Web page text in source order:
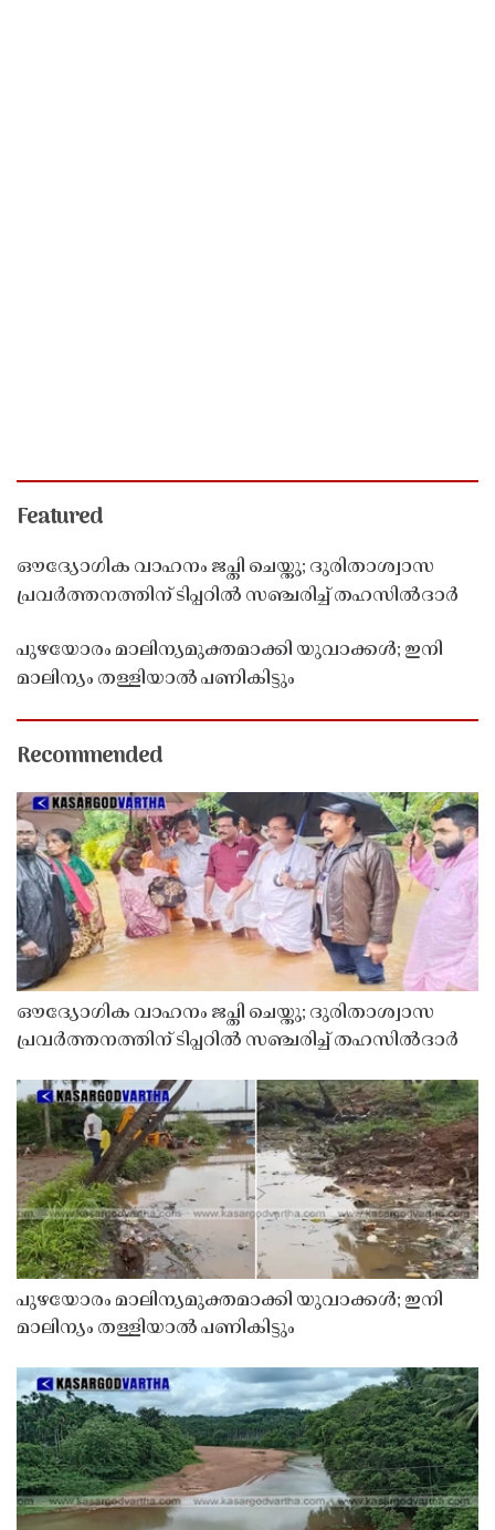
Featured
ഔദ്യോഗിക വാഹനം ജപ്തി ചെയ്തു; ദുരിതാശ്വാസ
പ്രവർത്തനത്തിന് ടിപ്പറിൽ സഞ്ചരിച്ച് തഹസിൽദാർ
പുഴയോരം മാലിന്യമുക്തമാക്കി യുവാക്കൾ; ഇനി
മാലിന്യം തള്ളിയാൽ പണികിട്ടും
Recommended
ഔദ്യോഗിക വാഹനം ജപ്തി ചെയ്തു; ദുരിതാശ്വാസ
പ്രവർത്തനത്തിന് ടിപ്പറിൽ സഞ്ചരിച്ച് തഹസിൽദാർ
പുഴയോരം മാലിന്യമുക്തമാക്കി യുവാക്കൾ; ഇനി
മാലിന്യം തള്ളിയാൽ പണികിട്ടും